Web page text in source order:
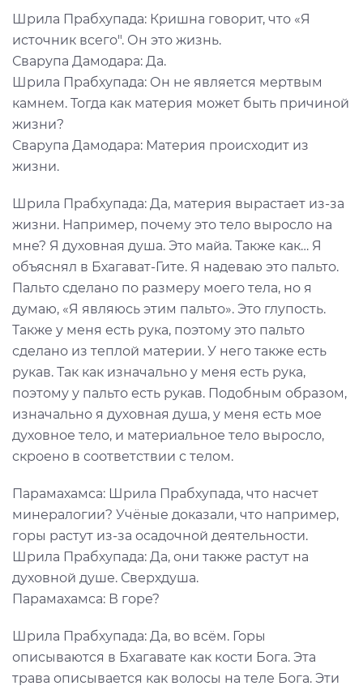
Шрила Прабхупада: Кришна говорит, что «Я
источник всего". Он это жизнь.
Сварупа Дамодара: Да.
Шрила Прабхупада: Он не является мертвым
камнем. Тогда как материя может быть причиной
жизни?
Сварупа Дамодара: Материя происходит из
жизни.
Шрила Прабхупада: Да, материя вырастает из-за
жизни. Например, почему это тело выросло на
мне? Я духовная душа. Это майа. Также как… Я
объяснял в Бхагават-Гите. Я надеваю это пальто.
Пальто сделано по размеру моего тела, но я
думаю, «Я являюсь этим пальто». Это глупость.
Также у меня есть рука, поэтому это пальто
сделано из теплой материи. У него также есть
рукав. Так как изначально у меня есть рука,
поэтому у пальто есть рукав. Подобным образом,
изначально я духовная душа, у меня есть мое
духовное тело, и материальное тело выросло,
скроено в соответствии с телом.
Парамахамса: Шрила Прабхупада, что насчет
минералогии? Учёные доказали, что например,
горы растут из-за осадочной деятельности.
Шрила Прабхупада: Да, они также растут на
духовной душе. Сверхдуша.
Парамахамса: В горе?
Шрила Прабхупада: Да, во всём. Горы
описываются в Бхагавате как кости Бога. Эта
трава описывается как волосы на теле Бога. Эти